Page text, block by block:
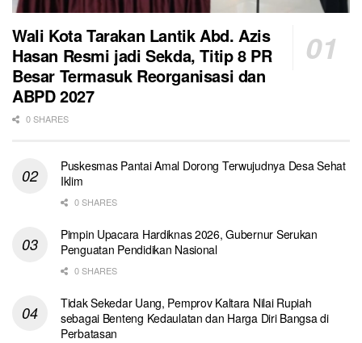
Wali Kota Tarakan Lantik Abd. Azis
Hasan Resmi jadi Sekda, Titip 8 PR
Besar Termasuk Reorganisasi dan
ABPD 2027
0 SHARES
Puskesmas Pantai Amal Dorong Terwujudnya Desa Sehat
Iklim
0 SHARES
Pimpin Upacara Hardiknas 2026, Gubernur Serukan
Penguatan Pendidikan Nasional
0 SHARES
Tidak Sekedar Uang, Pemprov Kaltara Nilai Rupiah
sebagai Benteng Kedaulatan dan Harga Diri Bangsa di
Perbatasan